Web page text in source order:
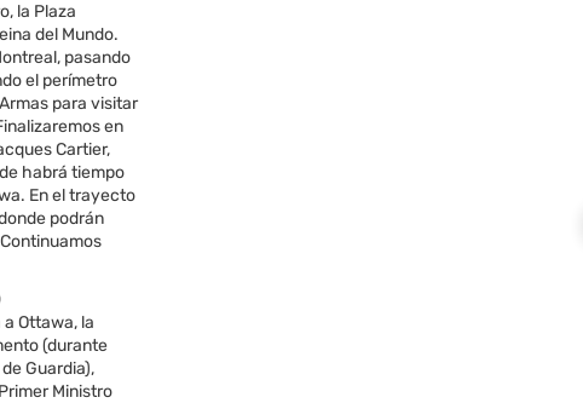
la Plaza
del Mundo.
pasando
el perímetro
para visitar
en
Cartier,
habrá tiempo
En el trayecto
podrán
Ottawa, la
(durante
Guardia),
Ministro